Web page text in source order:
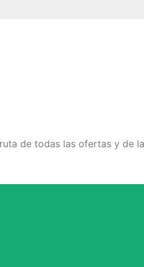
de todas las ofertas y de